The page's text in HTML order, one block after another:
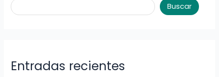
Buscar
Entradas recientes